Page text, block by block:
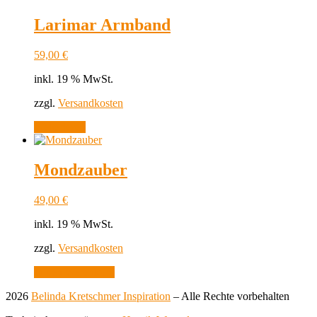
Larimar Armband
59,00 €
inkl. 19 % MwSt.
zzgl. Versandkosten
Mondzauber
49,00 €
inkl. 19 % MwSt.
zzgl. Versandkosten
2026 Belinda Kretschmer Inspiration – Alle Rechte vorbehalten